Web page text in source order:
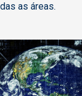
as áreas.